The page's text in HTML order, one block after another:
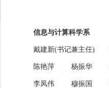
信息与计算科学系
戴建新(书记兼主任)
陈艳萍 杨振华
李凤伟 穆振国